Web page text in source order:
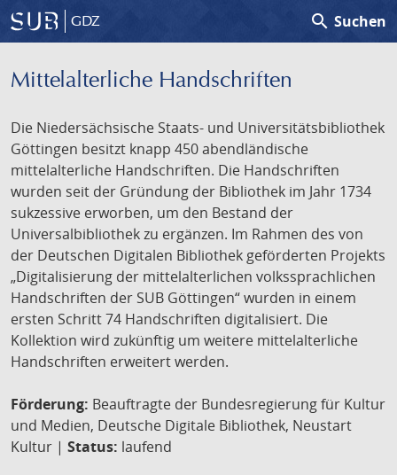
GDZ search Suchen
Mittelalterliche Handschriften
Die Niedersächsische Staats- und Universitätsbibliothek
Göttingen besitzt knapp 450 abendländische
mittelalterliche Handschriften. Die Handschriften
wurden seit der Gründung der Bibliothek im Jahr 1734
sukzessive erworben, um den Bestand der
Universalbibliothek zu ergänzen. Im Rahmen des von
der Deutschen Digitalen Bibliothek geförderten Projekts
„Digitalisierung der mittelalterlichen volkssprachlichen
Handschriften der SUB Göttingen“ wurden in einem
ersten Schritt 74 Handschriften digitalisiert. Die
Kollektion wird zukünftig um weitere mittelalterliche
Handschriften erweitert werden.
Förderung: Beauftragte der Bundesregierung für Kultur
und Medien, Deutsche Digitale Bibliothek, Neustart
Kultur | Status: laufend